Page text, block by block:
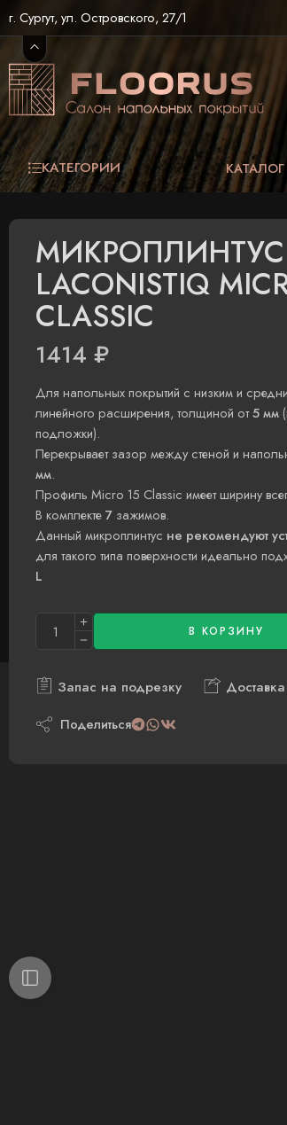
г. Сургут, ул. Островского, 27/1
КАТЕГОРИИ КАТАЛОГ
МИКРОПЛИНТУС
LACONISTIQ
CLASSIC
1414 ₽
Для напольных покрытий с низким и
линейного расширения, толщиной от5 мм
подложки).
Перекрывает зазор между стеной и
мм.
Профиль Micro 15 Classic имеет ширину
В комплекте7 зажимов.
Данный микроплинтус не рекомендуют
для такого типа поверхности идеально
L
В КОРЗИНУ
Запас на подрезку Доставка
Поделиться